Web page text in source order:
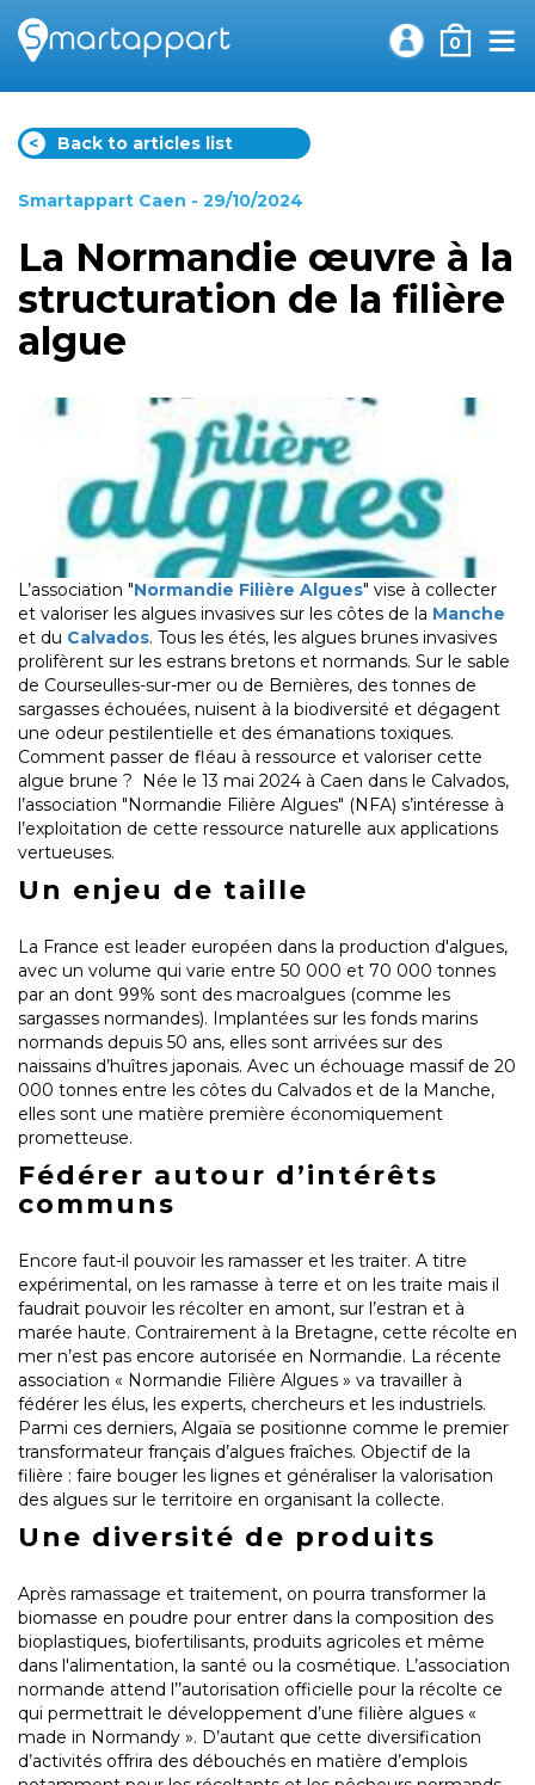
0
< Back to articles list
Smartappart Caen - 29/10/2024
La Normandie œuvre à la
structuration de la filière
algue
L’association "Normandie Filière Algues" vise à collecter
et valoriser les algues invasives sur les côtes de la Manche
et du Calvados. Tous les étés, les algues brunes invasives
prolifèrent sur les estrans bretons et normands. Sur le sable
de Courseulles-sur-mer ou de Bernières, des tonnes de
sargasses échouées, nuisent à la biodiversité et dégagent
une odeur pestilentielle et des émanations toxiques.
Comment passer de fléau à ressource et valoriser cette
algue brune ? Née le 13 mai 2024 à Caen dans le Calvados,
l’association "Normandie Filière Algues" (NFA) s’intéresse à
l’exploitation de cette ressource naturelle aux applications
vertueuses.
Un enjeu de taille
La France est leader européen dans la production d'algues,
avec un volume qui varie entre 50 000 et 70 000 tonnes
par an dont 99% sont des macroalgues (comme les
sargasses normandes). Implantées sur les fonds marins
normands depuis 50 ans, elles sont arrivées sur des
naissains d’huîtres japonais. Avec un échouage massif de 20
000 tonnes entre les côtes du Calvados et de la Manche,
elles sont une matière première économiquement
prometteuse.
Fédérer autour d’intérêts
communs
Encore faut-il pouvoir les ramasser et les traiter. A titre
expérimental, on les ramasse à terre et on les traite mais il
faudrait pouvoir les récolter en amont, sur l’estran et à
marée haute. Contrairement à la Bretagne, cette récolte en
mer n’est pas encore autorisée en Normandie. La récente
association « Normandie Filière Algues » va travailler à
fédérer les élus, les experts, chercheurs et les industriels.
Parmi ces derniers, Algaïa se positionne comme le premier
transformateur français d’algues fraîches. Objectif de la
filière : faire bouger les lignes et généraliser la valorisation
des algues sur le territoire en organisant la collecte.
Une diversité de produits
Après ramassage et traitement, on pourra transformer la
biomasse en poudre pour entrer dans la composition des
bioplastiques, biofertilisants, produits agricoles et même
dans l'alimentation, la santé ou la cosmétique. L’association
normande attend l’’autorisation officielle pour la récolte ce
qui permettrait le développement d’une filière algues «
made in Normandy ». D’autant que cette diversification
d’activités offrira des débouchés en matière d’emplois